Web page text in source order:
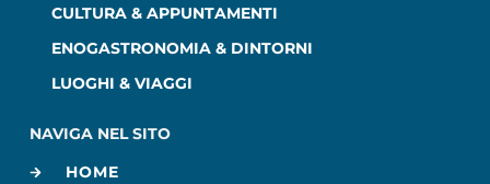
CULTURA & APPUNTAMENTI
ENOGASTRONOMIA & DINTORNI
LUOGHI & VIAGGI
NAVIGA NEL SITO
HOME